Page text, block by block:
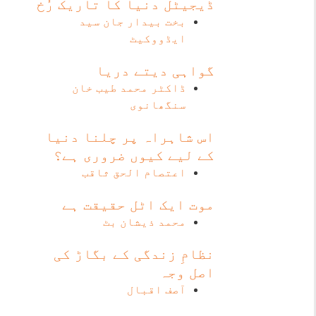
ڈیجیٹل دنیا کا تاریک رُخ
بخت بیدار جان سید
ایڈووکیٹ
گواہی دیتے دریا
ڈاکٹر محمد طیب خان
سنگھانوی
اس شاہراہ پر چلنا دنیا
کے لیے کیوں ضروری ہے؟
اعتصام الحق ثاقب
موت ایک اٹل حقیقت ہے
محمد ذیشان بٹ
نظامِ زندگی کے بگاڑ کی
اصل وجہ
آصف اقبال